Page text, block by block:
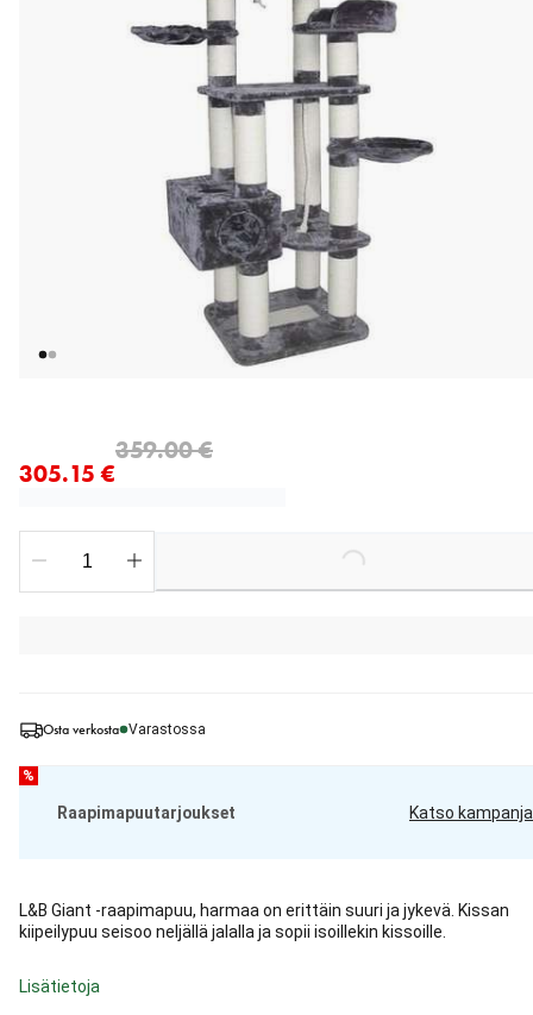
Osta verkosta Varastossa
%
Raapimapuutarjoukset Katso kampanja
L&B Giant -raapimapuu, harmaa on erittäin suuri ja jykevä. Kissan
kiipeilypuu seisoo neljällä jalalla ja sopii isoillekin kissoille.
Lisätietoja
305.15 €
nykyinen hinta 305.15 €
359.00 €
alkuperäinen hinta 359.00 €
Loading...